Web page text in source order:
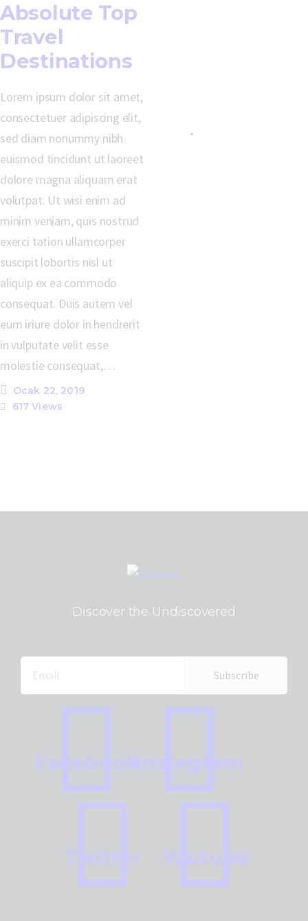
Absolute Top
Travel
Destinations
Lorem ipsum dolor sit amet,
consectetuer adipiscing elit,
sed diam nonummy nibh
euismod tincidunt ut laoreet
dolore magna aliquam erat
volutpat. Ut wisi enim ad
minim veniam, quis nostrud
exerci tation ullamcorper
suscipit lobortis nisl ut
aliquip ex ea commodo
consequat. Duis autem vel
eum iriure dolor in hendrerit
in vulputate velit esse
molestie consequat,…
Ocak 22, 2019
617 Views
Discover the Undiscovered
FacebookInstagram
Twitter Youtube